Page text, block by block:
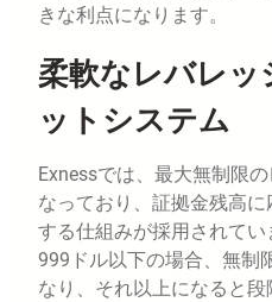
きな利点になります。
柔軟なレバレッ
ットシステム
Exnessでは、最大無制限
なっており、証拠金残高
する仕組みが採用されて
999ドル以下の場合、無制
なり、それ以上になると段